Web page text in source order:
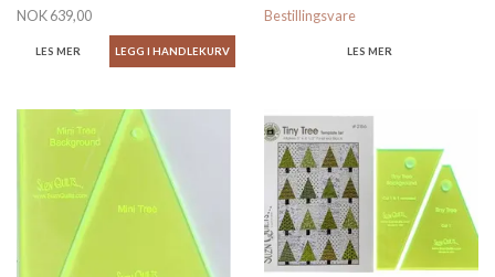
NOK 639,00
LES MER
Bestillingsvare
LES MER